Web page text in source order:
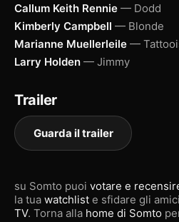
Callum Keith Rennie — Dodd
Kimberly Campbell — Blonde
Marianne Muellerleile —
Larry Holden — Jimmy
Trailer
Guarda il trailer
su Somto puoi votare e
la tua watchlist e sfidare gli
TV. Torna alla home di Somto